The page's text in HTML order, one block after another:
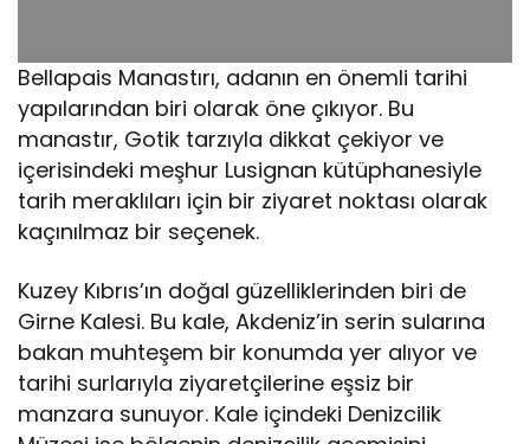
Bellapais Manastırı, adanın en önemli tarihi
yapılarından biri olarak öne çıkıyor. Bu
manastır, Gotik tarzıyla dikkat çekiyor ve
içerisindeki meşhur Lusignan kütüphanesiyle
tarih meraklıları için bir ziyaret noktası olarak
kaçınılmaz bir seçenek.
Kuzey Kıbrıs’ın doğal güzelliklerinden biri de
Girne Kalesi. Bu kale, Akdeniz’in serin sularına
bakan muhteşem bir konumda yer alıyor ve
tarihi surlarıyla ziyaretçilerine eşsiz bir
manzara sunuyor. Kale içindeki Denizcilik